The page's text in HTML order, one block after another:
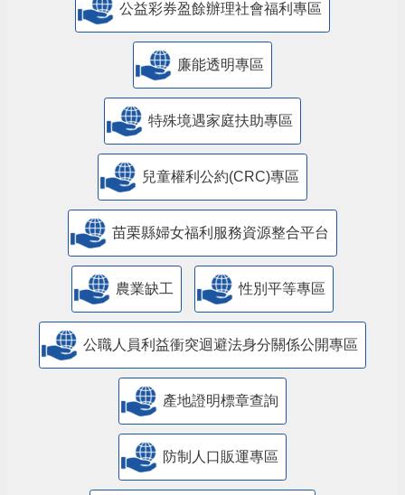
公益彩券盈餘辦理社會福利專區
廉能透明專區
特殊境遇家庭扶助專區
兒童權利公約(CRC)專區
苗栗縣婦女福利服務資源整合平台
農業缺工 性別平等專區
公職人員利益衝突迴避法身分關係公開專區
產地證明標章查詢
防制人口販運專區